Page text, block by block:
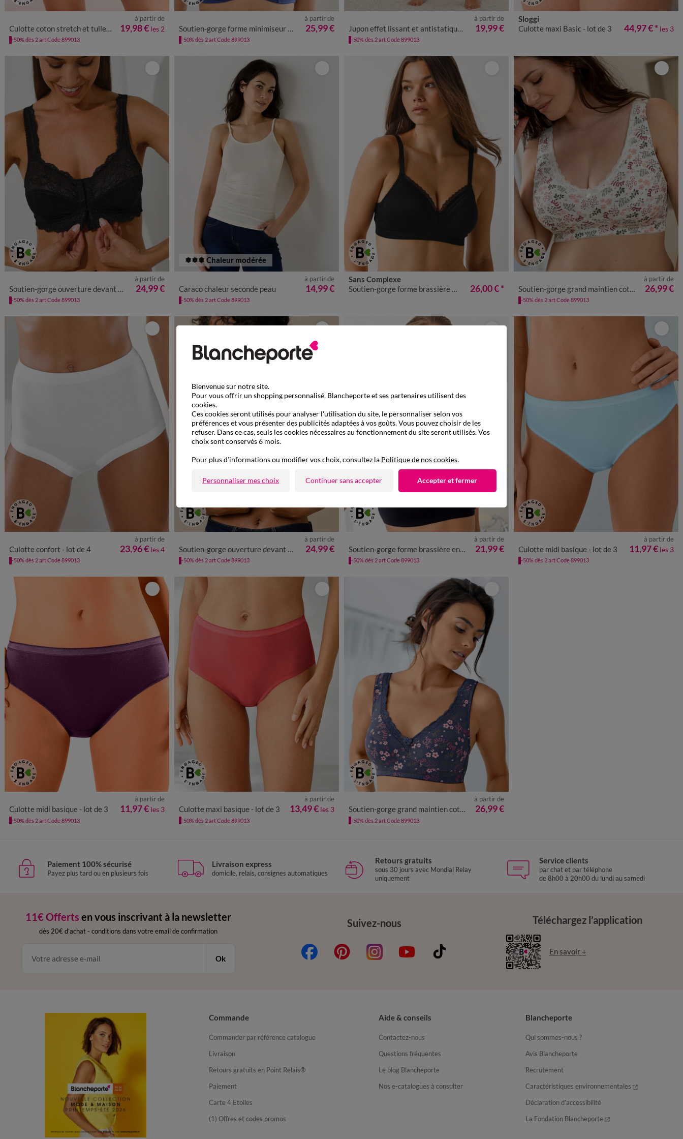
50/52
Culotte coton stretch et tulle plumetis Kalaoa - lot de 2
à partir de
19,98 € les 2
-50% dès 2 art Code 899013
Soutien-gorge forme minimiseur en microfibre et tulle Paia, avec armatures
à partir de
25,99 €
-50% dès 2 art Code 899013
54 56
Jupon effet lissant et antistatique - long 60 cm
à partir de
19,99 €
-50% dès 2 art Code 899013
Sloggi
Culotte maxi Basic - lot de 3
44,97 €* les 3
Soutien-gorge ouverture devant dentelle Salford - sans armatures
à partir de
24,99 €
-50% dès 2 art Code 899013
❅❅❅ Chaleur modérée
52 54
Caraco chaleur seconde peau
à partir de
14,99 €
-50% dès 2 art Code 899013
Sans Complexe
Soutien-gorge forme brassière maille stretch Agathe - sans armatures
26,00 €* Soutien-gorge grand maintien coton imprimé fleuri "Capella" - sans armatures
à partir de
26,99 €
-50% dès 2 art Code 899013
58/60
Culotte confort - lot de 4
à partir de
23,96 € les 4
-50% dès 2 art Code 899013
Soutien-gorge ouverture devant dentelle Salford - sans armatures
à partir de
24,99 €
-50% dès 2 art Code 899013
050
052
054
Soutien-gorge forme brassière en coton stretch et dentelle - avec une armature souple
à partir de
21,99 €
-50% dès 2 art Code 899013
50/52
Culotte midi basique - lot de 3
à partir de
11,97 € les 3
-50% dès 2 art Code 899013
50/52
Culotte midi basique - lot de 3
à partir de
11,97 € les 3
-50% dès 2 art Code 899013
54/56
Culotte maxi basique - lot de 3
à partir de
13,49 € les 3
-50% dès 2 art Code 899013
Soutien-gorge grand maintien coton imprimé fleuri "Capella" - sans armatures
à partir de
26,99 €
-50% dès 2 art Code 899013
Paiement 100% sécurisé
Payez plus tard ou en plusieurs fois
Livraison express
domicile, relais, consignes automatiques
Retours gratuits
sous 30 jours avec Mondial Relay
uniquement
Service clients
par chat et par téléphone
de 8h00 à 20h00 du lundi au samedi
11€ Offerts en vous inscrivant à la newsletter
dès 20€ d’achat - conditions dans votre email de confirmation
Ok
Suivez-nous Téléchargez l’application
En savoir +
Commande
Commander par référence catalogue
Livraison
Retours gratuits en Point Relais®
Paiement
Carte 4 Etoiles
(1) Offres et codes promos
Aide & conseils
Contactez-nous
Questions fréquentes
Le blog Blancheporte
Nos e-catalogues à consulter
Blancheporte
Qui sommes-nous ?
Avis Blancheporte
Recrutement
Caractéristiques environnementales
Déclaration d’accessibilité
La Fondation Blancheporte
Bienvenue sur notre site.
Pour vous offrir un shopping personnalisé, Blancheporte et ses partenaires utilisent des
cookies.
Ces cookies seront utilisés pour analyser l'utilisation du site, le personnaliser selon vos
préférences et vous présenter des publicités adaptées à vos goûts. Vous pouvez choisir de les
refuser. Dans ce cas, seuls les cookies nécessaires au fonctionnement du site seront utilisés. Vos
choix sont conservés 6 mois.
Pour plus d'informations ou modifier vos choix, consultez la Politique de nos cookies.
Personnaliser mes choix Continuer sans accepter Accepter et fermer